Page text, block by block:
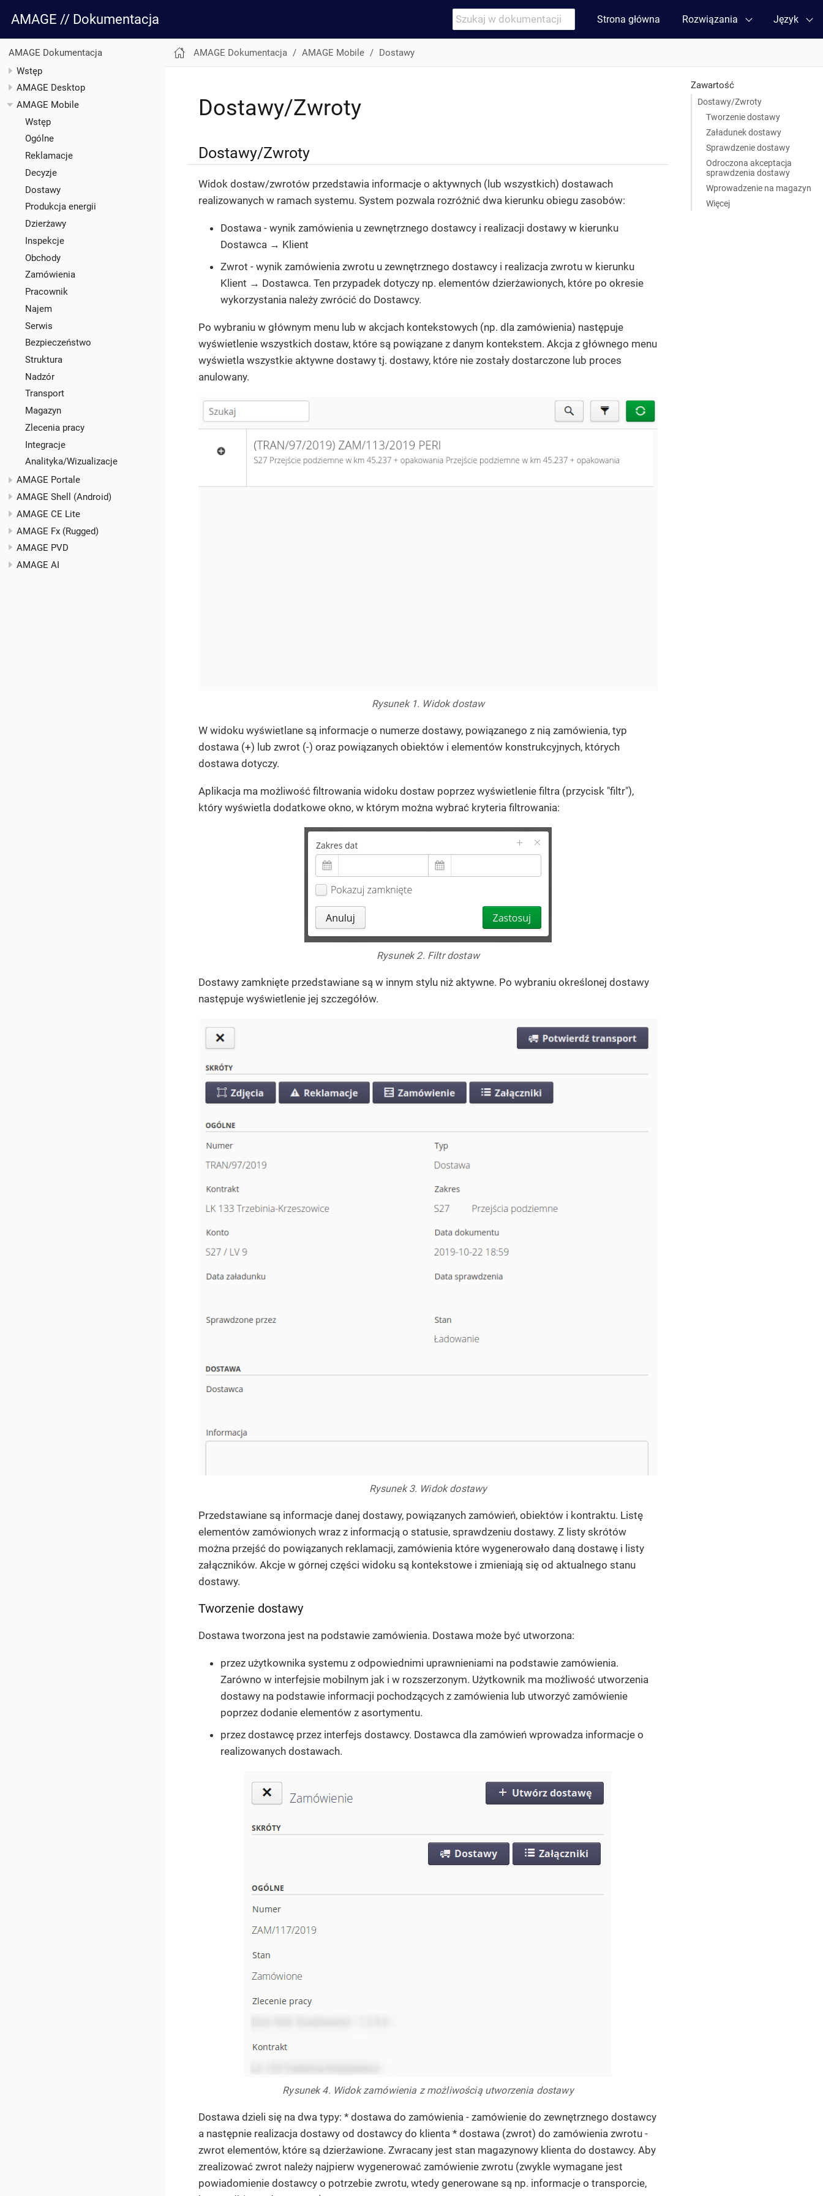
AMAGE // Dokumentacja Strona główna Rozwiązania Język
AMAGE Dokumentacja
Wstęp
AMAGE Desktop
AMAGE Mobile
Wstęp
Ogólne
Reklamacje
Decyzje
Dostawy
Produkcja energii
Dzierżawy
Inspekcje
Obchody
Zamówienia
Pracownik
Najem
Serwis
Bezpieczeństwo
Struktura
Nadzór
Transport
Magazyn
Zlecenia pracy
Integracje
Analityka/Wizualizacje
AMAGE Portale
AMAGE Shell (Android)
AMAGE CE Lite
AMAGE Fx (Rugged)
AMAGE PVD
AMAGE AI
AMAGE Dokumentacja AMAGE Mobile Dostawy
Zawartość
Dostawy/Zwroty
Tworzenie dostawy
Załadunek dostawy
Sprawdzenie dostawy
Odroczona akceptacja
sprawdzenia dostawy
Wprowadzenie na magazyn
Więcej
Dostawy/Zwroty
Dostawy/Zwroty
Widok dostaw/zwrotów przedstawia informacje o aktywnych (lub wszystkich) dostawach
realizowanych w ramach systemu. System pozwala rozróżnić dwa kierunku obiegu zasobów:
Dostawa - wynik zamówienia u zewnętrznego dostawcy i realizacji dostawy w kierunku
Dostawca → Klient
Zwrot - wynik zamówienia zwrotu u zewnętrznego dostawcy i realizacja zwrotu w kierunku
Klient → Dostawca. Ten przypadek dotyczy np. elementów dzierżawionych, które po okresie
wykorzystania należy zwrócić do Dostawcy.
Po wybraniu w głównym menu lub w akcjach kontekstowych (np. dla zamówienia) następuje
wyświetlenie wszystkich dostaw, które są powiązane z danym kontekstem. Akcja z głównego menu
wyświetla wszystkie aktywne dostawy tj. dostawy, które nie zostały dostarczone lub proces
anulowany.
Rysunek 1. Widok dostaw
W widoku wyświetlane są informacje o numerze dostawy, powiązanego z nią zamówienia, typ
dostawa (+) lub zwrot (-) oraz powiązanych obiektów i elementów konstrukcyjnych, których
dostawa dotyczy.
Aplikacja ma możliwość filtrowania widoku dostaw poprzez wyświetlenie filtra (przycisk "filtr"),
który wyświetla dodatkowe okno, w którym można wybrać kryteria filtrowania:
Rysunek 2. Filtr dostaw
Dostawy zamknięte przedstawiane są w innym stylu niż aktywne. Po wybraniu określonej dostawy
następuje wyświetlenie jej szczegółów.
Rysunek 3. Widok dostawy
Przedstawiane są informacje danej dostawy, powiązanych zamówień, obiektów i kontraktu. Listę
elementów zamówionych wraz z informacją o statusie, sprawdzeniu dostawy. Z listy skrótów
można przejść do powiązanych reklamacji, zamówienia które wygenerowało daną dostawę i listy
załączników. Akcje w górnej części widoku są kontekstowe i zmieniają się od aktualnego stanu
dostawy.
Tworzenie dostawy
Dostawa tworzona jest na podstawie zamówienia. Dostawa może być utworzona:
przez użytkownika systemu z odpowiednimi uprawnieniami na podstawie zamówienia.
Zarówno w interfejsie mobilnym jak i w rozszerzonym. Użytkownik ma możliwość utworzenia
dostawy na podstawie informacji pochodzących z zamówienia lub utworzyć zamówienie
poprzez dodanie elementów z asortymentu.
przez dostawcę przez interfejs dostawcy. Dostawca dla zamówień wprowadza informacje o
realizowanych dostawach.
Rysunek 4. Widok zamówienia z możliwością utworzenia dostawy
Dostawa dzieli się na dwa typy: * dostawa do zamówienia - zamówienie do zewnętrznego dostawcy
a następnie realizacja dostawy od dostawcy do klienta * dostawa (zwrot) do zamówienia zwrotu -
zwrot elementów, które są dzierżawione. Zwracany jest stan magazynowy klienta do dostawcy. Aby
zrealizować zwrot należy najpierw wygenerować zamówienie zwrotu (zwykle wymagane jest
powiadomienie dostawcy o potrzebie zwrotu, wtedy generowane są np. informacje o transporcie,